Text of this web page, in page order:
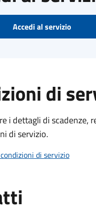
Accedi al servizio
di
i dettagli di
di servizio.
di servizio